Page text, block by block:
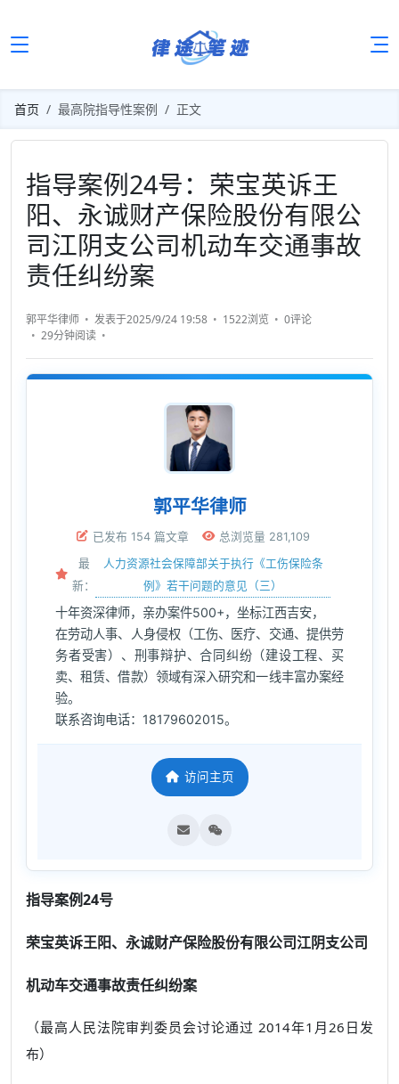
首页 最高院指导性案例 正文
指导案例24号：荣宝英诉王
阳、永诚财产保险股份有限公
司江阴支公司机动车交通事故
责任纠纷案
郭平华律师 发表于2025/9/24 19:58 1522浏览
0评论
29分钟阅读
郭平华律师
已发布 154 篇文章 总浏览量 281,109
最
新：
人力资源社会保障部关于执行《工伤保险条
例》若干问题的意见（三）
十年资深律师，亲办案件500+，坐标江西吉安，
在劳动人事、人身侵权（工伤、医疗、交通、提供劳
务者受害）、刑事辩护、合同纠纷（建设工程、买
卖、租赁、借款）领域有深入研究和一线丰富办案经
验。
联系咨询电话：18179602015。
访问主页
指导案例24号
荣宝英诉王阳、永诚财产保险股份有限公司江阴支公司
机动车交通事故责任纠纷案
（最高人民法院审判委员会讨论通过 2014年1月26日发
布）